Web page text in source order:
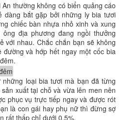
thường không có biển quảng cáo
dàng bắt gặp bởi những ly bia tươi
chiếc bàn nhựa nhỏ xinh và xung
địa phương đang ngồi thưởng
với nhau. Chắc chắn bạn sẽ không
và hớp hết ngay một cốc bia
loại bia tươi mà bạn đã từng
xuất tại chỗ và vừa lên men nên
phục vụ trực tiếp ngay và được rót
là con gái hay phụ nữ thì đừng sợ
rất thấp chỉ dưới 0,5%.